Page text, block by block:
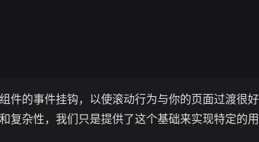
件的事件挂钩，以使滚动行为与你的页面过渡很
复杂性，我们只是提供了这个基础来实现特定的